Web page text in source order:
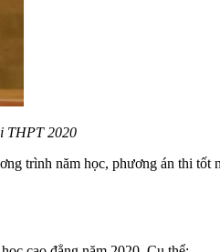
THPT 2020
trình năm học, phương án thi tốt